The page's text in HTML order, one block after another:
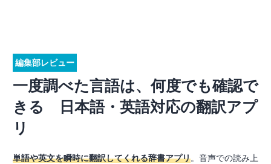
編集部レビュー
一度調べた言語は、何度でも確認で
きる 日本語・英語対応の翻訳アプ
リ
単語や英文を瞬時に翻訳してくれる辞書アプリ。音声での読み上